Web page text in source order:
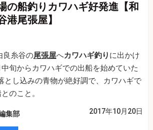
の船釣りカワハギ好発進【和
港尾張屋】
良糸谷の尾張屋へカワハギ釣り に出かけ
旬からカワハギでの出船を始めていた
とし込みの青物が絶好調で、カワハギで
のこと。
集部 2017年10月20日